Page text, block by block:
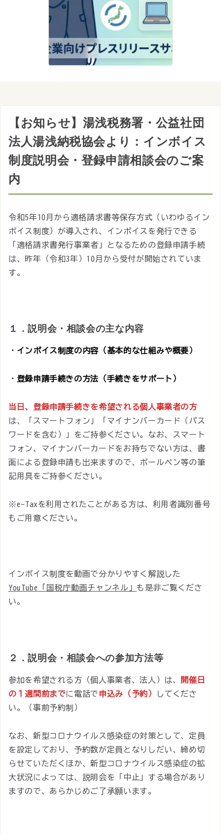
【お知らせ】湯浅税務署・公益社団
法人湯浅納税協会より：インボイス
制度説明会・登録申請相談会のご案
内
令和5年10月から適格請求書等保存方式（いわゆるイン
ボイス制度）が導入され、インボイスを発行できる
「適格請求書発行事業者」となるための登録申請手続
は、昨年（令和3年）10月から受付が開始されていま
す。
１．説明会・相談会の主な内容
・ インボイス制度の内容（基本的な仕組みや概要）
・ 登録申請手続きの方法（手続きをサポート）
当日、登録申請手続きを希望される個人事業者の方
は、「スマートフォン」「マイナンバーカード（パス
ワードを含む）」をご持参ください。なお、スマート
フォン、マイナンバーカードをお持ちでない方は、書
面による登録申請も出来ますので、ボールペン等の筆
記用具をご持参ください。
※e-Taxを利用されたことがある方は、利用者識別番号
もご用意ください。
インボイス制度を動画で分かりやすく解説した
YouTube「国税庁動画チャンネル」 も是非ご覧くださ
い。
２．説明会・相談会への参加方法等
参加を希望される方（個人事業者、法人）は、 開催日
の１週間前までに電話で 申込み（予約）
してくださ
い。（事前予約制）
なお、新型コロナウイルス感染症の対策として、定員
を設定しており、予約数が定員となりしだい、締め切
らせていただくほか、新型コロナウイルス感染症の拡
大状況によっては、説明会を「中止」する場合があり
ますので、あらかじめご了承願います。